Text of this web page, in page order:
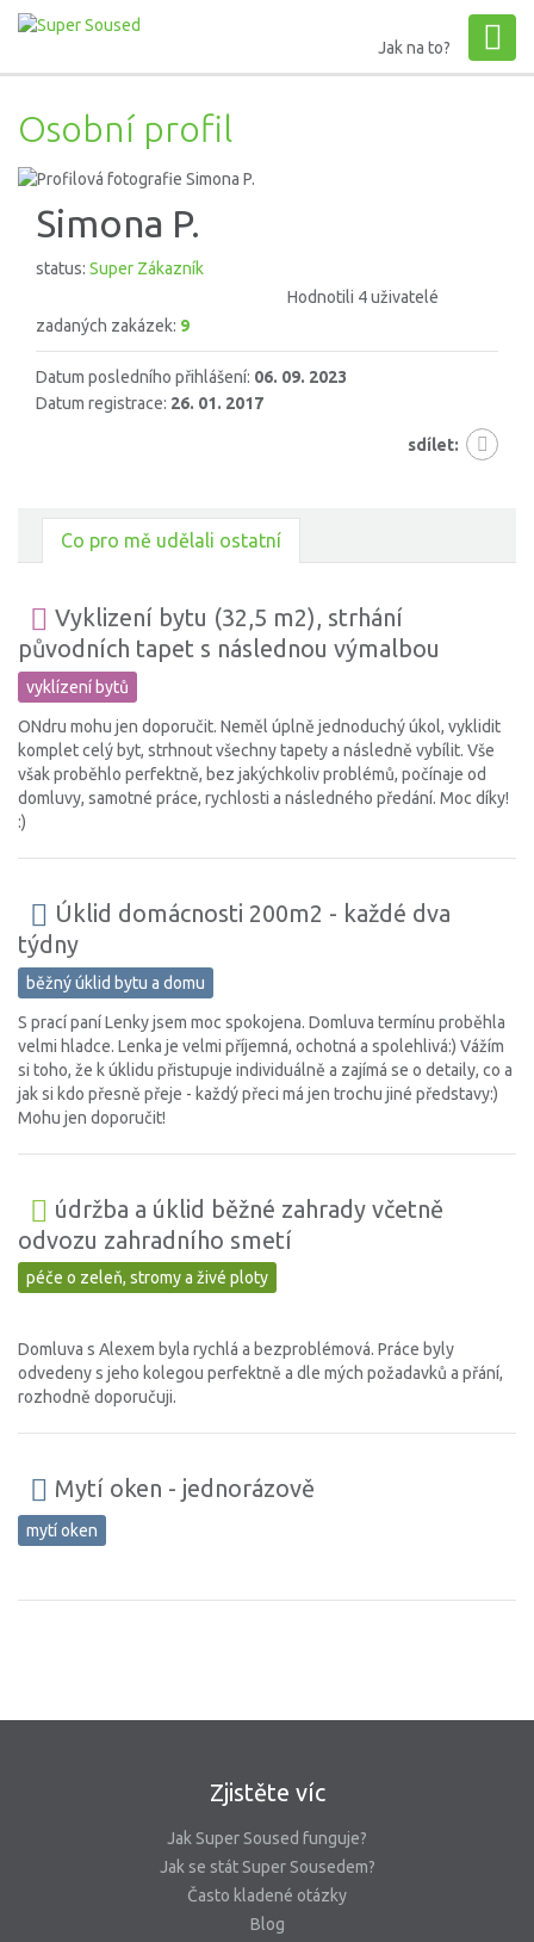
Jak na to?
Osobní profil
Simona P.
status: Super Zákazník
Hodnotili 4 uživatelé
zadaných zakázek: 9
Datum posledního přihlášení: 06. 09. 2023
Datum registrace: 26. 01. 2017
sdílet:
Co pro mě udělali ostatní
Vyklizení bytu (32,5 m2), strhání
původních tapet s následnou výmalbou
vyklízení bytů
ONdru mohu jen doporučit. Neměl úplně jednoduchý úkol, vyklidit
komplet celý byt, strhnout všechny tapety a následně vybílit. Vše
však proběhlo perfektně, bez jakýchkoliv problémů, počínaje od
domluvy, samotné práce, rychlosti a následného předání. Moc díky!
:)
Úklid domácnosti 200m2 - každé dva
týdny
běžný úklid bytu a domu
S prací paní Lenky jsem moc spokojena. Domluva termínu proběhla
velmi hladce. Lenka je velmi příjemná, ochotná a spolehlivá:) Vážím
si toho, že k úklidu přistupuje individuálně a zajímá se o detaily, co a
jak si kdo přesně přeje - každý přeci má jen trochu jiné představy:)
Mohu jen doporučit!
údržba a úklid běžné zahrady včetně
odvozu zahradního smetí
péče o zeleň, stromy a živé ploty
Domluva s Alexem byla rychlá a bezproblémová. Práce byly
odvedeny s jeho kolegou perfektně a dle mých požadavků a přání,
rozhodně doporučuji.
Mytí oken - jednorázově
mytí oken
Zjistěte víc
Jak Super Soused funguje?
Jak se stát Super Sousedem?
Často kladené otázky
Blog